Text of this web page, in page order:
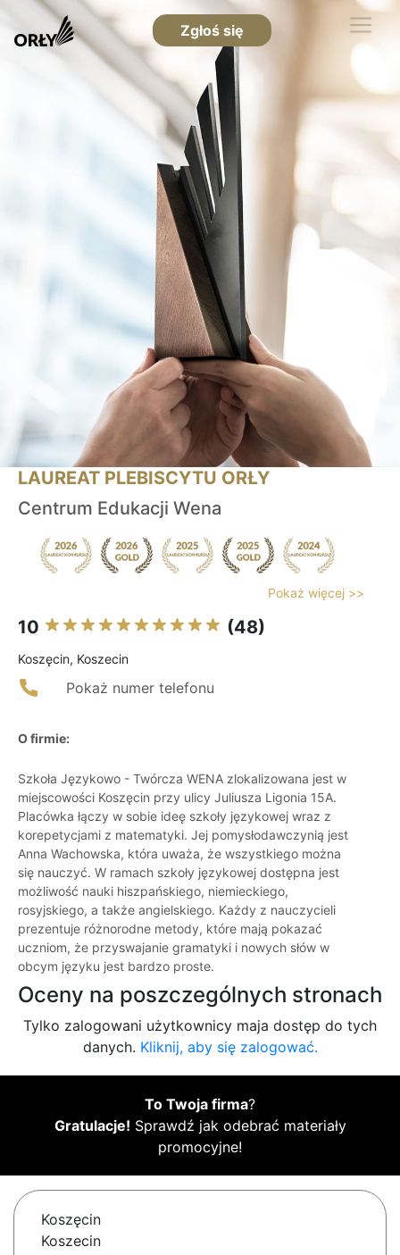
Zgłoś się
LAUREAT PLEBISCYTU ORŁY
Centrum Edukacji Wena
Pokaż więcej >>
10 (48)
Koszęcin, Koszecin
Pokaż numer telefonu
O firmie:
Szkoła Językowo - Twórcza WENA zlokalizowana jest w
miejscowości Koszęcin przy ulicy Juliusza Ligonia 15A.
Placówka łączy w sobie ideę szkoły językowej wraz z
korepetycjami z matematyki. Jej pomysłodawczynią jest
Anna Wachowska, która uważa, że wszystkiego można
się nauczyć. W ramach szkoły językowej dostępna jest
możliwość nauki hiszpańskiego, niemieckiego,
rosyjskiego, a także angielskiego. Każdy z nauczycieli
prezentuje różnorodne metody, które mają pokazać
uczniom, że przyswajanie gramatyki i nowych słów w
obcym języku jest bardzo proste.
Oceny na poszczególnych stronach
Tylko zalogowani użytkownicy maja dostęp do tych
danych. Kliknij, aby się zalogować.
To Twoja firma?
Gratulacje! Sprawdź jak odebrać materiały
promocyjne!
Koszęcin
Koszecin